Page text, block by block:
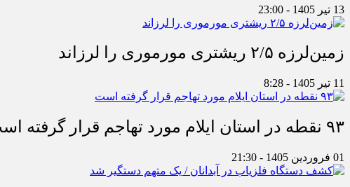
13 تیر 1405 - 23:00
زمین‌لرزه ۲/۵ ریشتری مورموری را لرزاند
11 تیر 1405 - 8:28
۹۳ نقطه در استان ایلام مورد تهاجم قرار گرفته است
01 فروردین 1405 - 21:30